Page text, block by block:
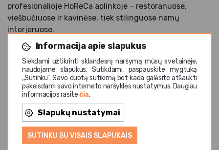
Informacija apie slapukus
Siekdami užtikrinti sklandesnį naršymą mūsų svetainėje,
naudojame slapukus. Sutikdami, paspauskite mygtuką
,,Sutinku". Savo duotą sutikimą bet kada galėsite atšaukti
pakeisdami savo interneto naršyklės nustatymus. Daugiau
informacijos rasitečia.
Slapukų nustatymai
SUTINKU SU VISAIS SLAPUKAIS
profesionalioje HoReCa aplinkoje – restoranuose,
viešbučiuose ir kavinėse, tiek stilinguose namų
interjeruose.
Porcelianas pasižymi ilgaamžiškumu, atsparumu ir
elegantiška išvaizda. Kokybiška medžiaga užtikrina
estetinės išvaizdos išlaikymą net ir intensyviai
naudojant profesionalioje virtuvėje.
RENEE kolekcija išsiskiria minimalistiniu dizainu ir
universalia spalvine estetika, leidžiančia kurti
modernius bei subtilius stalo serviravimo sprendimus.